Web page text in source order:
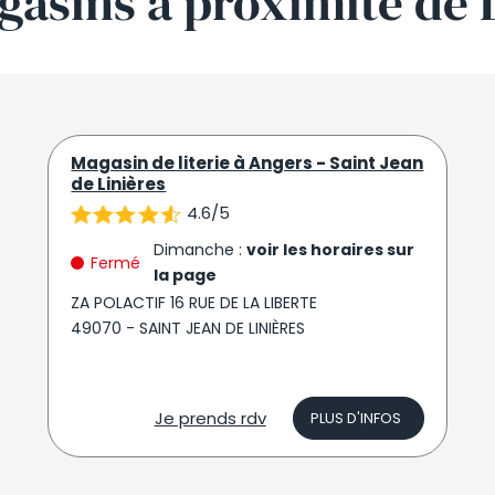
Magasin de literie à Angers - Saint Jean
de Linières
4.6/5
Fermé
Dimanche :voir les horaires sur
la page
ZA POLACTIF 16 RUE DE LA LIBERTE
49070 - SAINT JEAN DE LINIÈRES
Je prends rdv PLUS D'INFOS